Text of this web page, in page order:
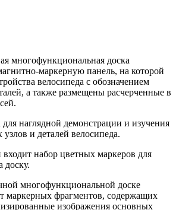
многофункциональная доска
маркерную панель, на которой
велосипеда с обозначением
а также размещены расчерченные в
для наглядной демонстрации и изучения
и деталей велосипеда.
набор цветных маркеров для
доску.
многофункциональной доске
маркерных фрагментов, содержащих
изображения основных